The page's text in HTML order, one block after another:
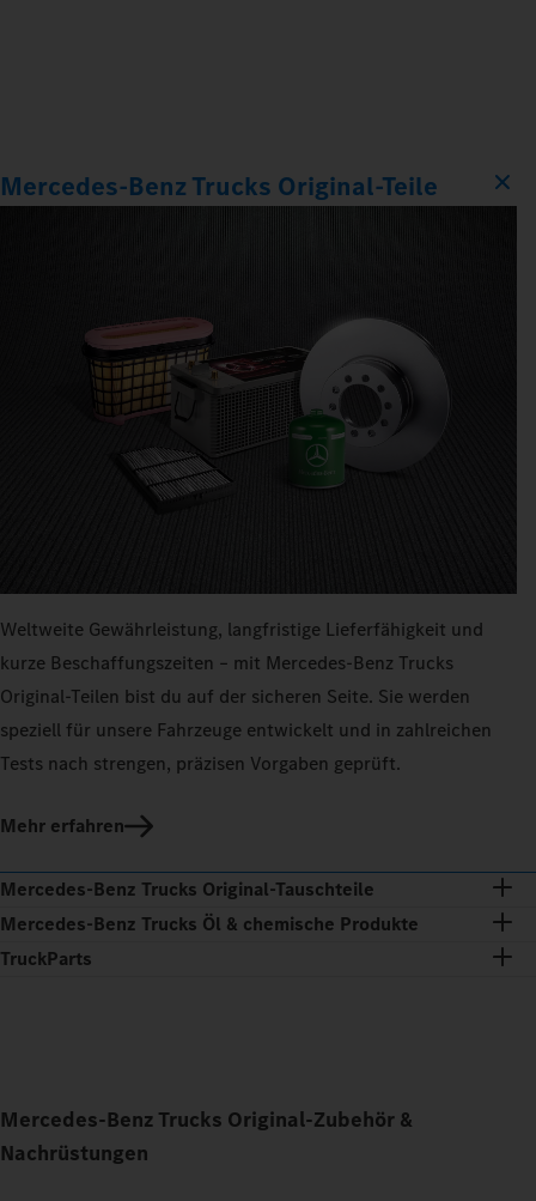
Mercedes‑Benz Trucks Original‑Teile
Weltweite Gewährleistung, langfristige Lieferfähigkeit und
kurze Beschaffungszeiten – mit Mercedes‑Benz Trucks
Original-Teilen bist du auf der sicheren Seite. Sie werden
speziell für unsere Fahrzeuge entwickelt und in zahlreichen
Tests nach strengen, präzisen Vorgaben geprüft.
Mehr erfahren
Mercedes‑Benz Trucks Original‑Tauschteile
Mercedes‑Benz Trucks Öl & chemische Produkte
TruckParts
Mercedes‑Benz Trucks Original‑Zubehör &
Nachrüstungen